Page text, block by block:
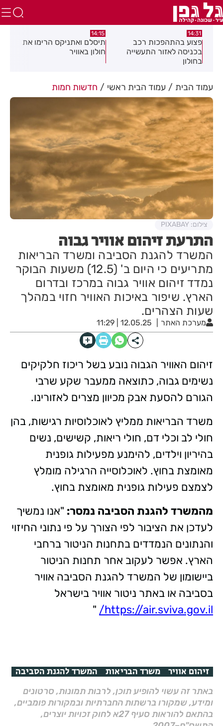
14:31
פצוע בהתהפכות רכב
בכניסה לאזור התעשייה
בחולון
14:15
תיסלם ואתניקס הרימו את
חולון באוויר
עמוד הבית עמוד הבית ראשי חדשות חמות
התרעת זיהום אוויר גבוה
המשרד להגנת הסביבה ומשרד הבריאות
מתריעים כי היום ב' (12.5) משעות הבוקר
נמדד זיהום אוויר גבוה במרכז ובדרום
הארץ. שיפור באיכות האוויר חזוי במהלך
שעות הצהרים.
מערכת האתר 12.05.25 | 11:29
צילום: PIXABAY
זיהום האוויר הגבוה נובע בשל ריכוז חלקיקים
נשימים גבוה, כתוצאה ממעבר שקע שרבי
הגורם להסעת אבק מכיוון מצרים לאזורינו.
משרד הבריאות ממליץ לאוכלוסיות רגישות, בהן
חולי לב וכלי דם, חולי ריאות, קשישים, נשים
בהיריון וילדים, להימנע מפעילות גופנית
מאומצת בחוץ. לאוכלוסייה הרגילה מומלץ
לצמצם פעילות גופנית מאומצת בחוץ.
מהמשרד להגנת הסביבה נמסר: "אנו נמשיך
לעדכן את הציבור לפי הצורך על פי נתוני החיזוי
והנתונים הנמדדים בתחנות הניטור ברחבי
הארץ. אפשר לעקוב אחר תחנות הניטור
ביישומון של המשרד להגנת הסביבה אוויר
בסביבה או באתר ניטור אוויר בישראל
https://air.sviva.gov.il/
"
זיהום אוויר משרד הבריאות המשרד להגנת הסביבה
באתר זה עשוי להופיע תוכן, לרבות תמונות, סרטונים
ומידע, שמקורו ברשתות החברתיות ובמקורות פומביים,
בהתאם להוראות סעיף 27א לחוק זכויות יוצרים,